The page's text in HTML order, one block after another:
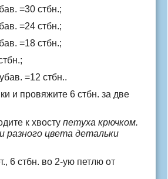
=30 стбн.;
=24 стбн.;
=18 стбн.;
=12 стбн..
и провяжите 6 стбн. за две
к хвосту петуха крючком.
разного цвета детальки
6 стбн. во 2-ую петлю от